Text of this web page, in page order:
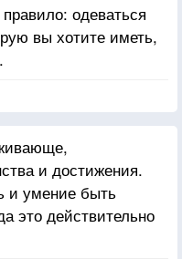
одеваться
вы хотите иметь,
и достижения.
и умение быть
это действительно